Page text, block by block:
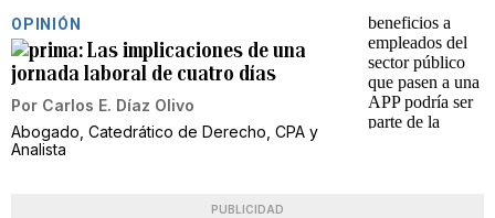
OPINIÓN
Las implicaciones de una
jornada laboral de cuatro días
Por Carlos E. Díaz Olivo
Abogado, Catedrático de Derecho, CPA y
Analista
PUBLICIDAD